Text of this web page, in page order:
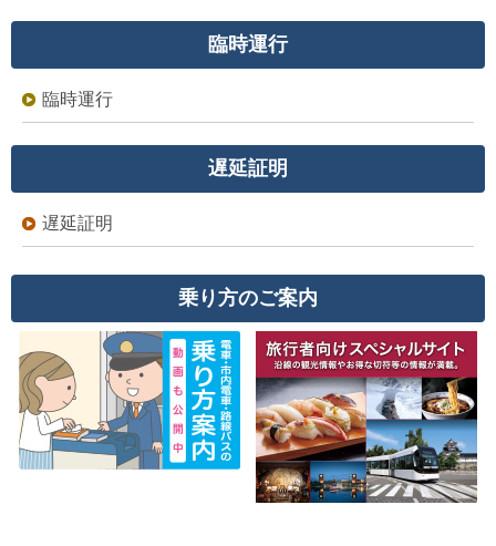
臨時運行
臨時運行
遅延証明
遅延証明
乗り方のご案内